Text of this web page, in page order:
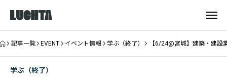
記事一覧 EVENT イベント情報 学ぶ（終了） 【6/24@宮城】建築・建
学ぶ（終了）